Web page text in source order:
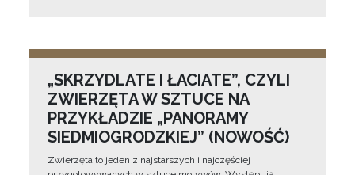
„SKRZYDLATE I ŁACIATE”, CZYLI
ZWIERZĘTA W SZTUCE NA
PRZYKŁADZIE „PANORAMY
SIEDMIOGRODZKIEJ” (NOWOŚĆ)
Zwierzęta to jeden z najstarszych i najczęściej